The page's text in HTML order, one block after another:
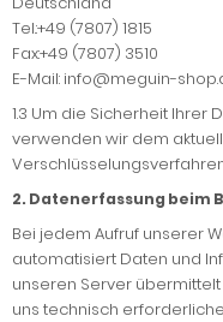
Tel.:+49 (7807) 1815
Fax:+49 (7807) 3510
E-Mail: info@meguin-
1.3 Um die Sicherheit Ihrer
verwenden wir dem
Verschlüsselungsverfahren
2. Datenerfassung beim
Bei jedem Aufruf unserer
automatisiert Daten und
unseren Server
uns technisch